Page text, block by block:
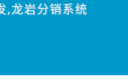
,龙岩分销系统